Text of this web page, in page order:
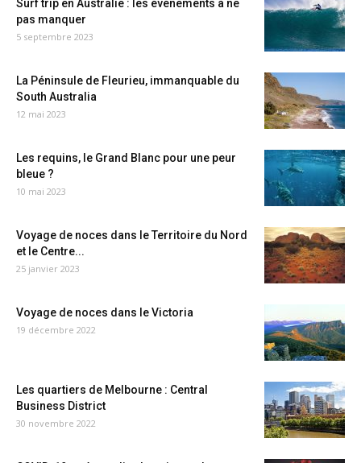
Surf trip en Australie : les événements à ne
pas manquer
5 septembre 2023
La Péninsule de Fleurieu, immanquable du
South Australia
12 mai 2023
Les requins, le Grand Blanc pour une peur
bleue ?
10 mai 2023
Voyage de noces dans le Territoire du Nord
et le Centre...
25 janvier 2023
Voyage de noces dans le Victoria
19 décembre 2022
Les quartiers de Melbourne : Central
Business District
30 novembre 2022